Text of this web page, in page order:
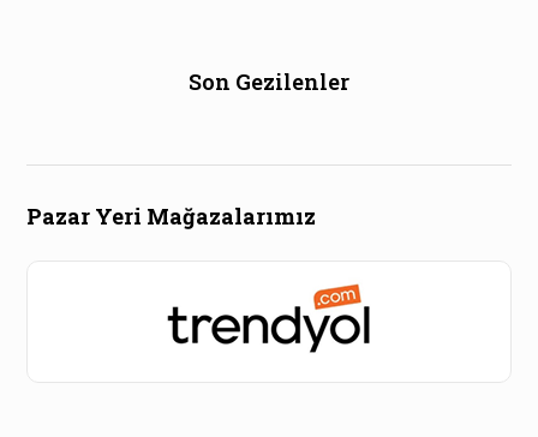
Son Gezilenler
Pazar Yeri Mağazalarımız